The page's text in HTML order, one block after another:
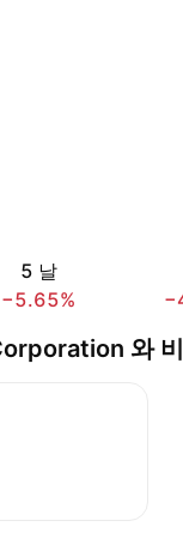
5 날
−5.65%
와